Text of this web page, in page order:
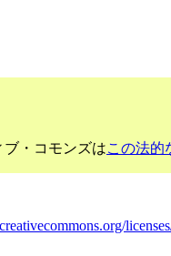
ブ・コモンズはこの法的